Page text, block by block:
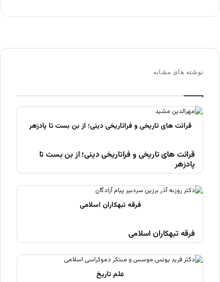
نوشته های مشابه
قرائت های تاریخی و فراتاریخی دینی؛ از بن بست تا
پادزهر
فرقه تبهکاران اسلامی